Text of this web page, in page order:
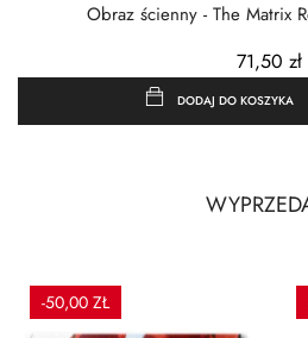
Obraz ścienny - The Matrix
71,50 zł
DODAJ DO KOSZYKA
-50,00 ZŁ